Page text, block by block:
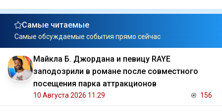
Самые читаемые
Самые обсуждаемые события прямо сейчас
Майкла Б. Джордана и певицу RAYE
заподозрили в романе после совместного
посещения парка аттракционов
10 Августа 2026 11:29 156